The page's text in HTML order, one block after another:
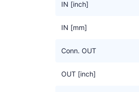
IN [inch]
IN [mm]
Conn. OUT
OUT [inch]